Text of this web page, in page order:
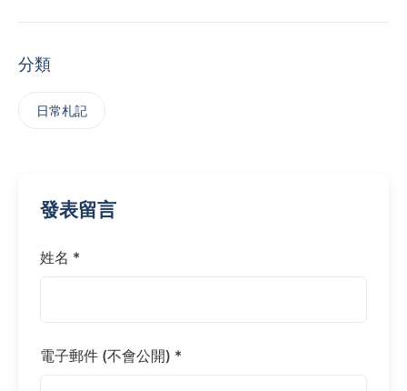
分類
日常札記
發表留言
姓名 *
電子郵件 (不會公開) *